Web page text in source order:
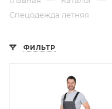
Спецодежда летняя
ФИЛЬТР